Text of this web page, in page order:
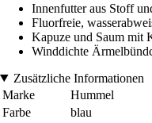
Innenfutter aus Stoff
Fluorfreie,
Kapuze und Saum mit
Winddichte
Zusätzliche Informationen
Marke
Hummel
Farbe
blau